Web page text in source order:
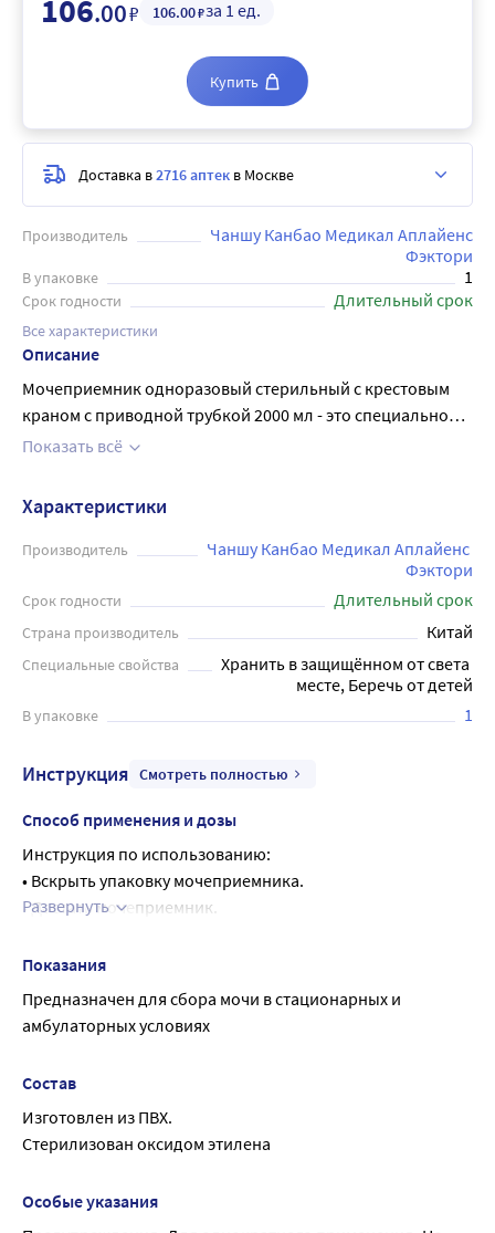
Производитель
Чаншу Канбао Медикал Аплайенс
Фэктори
В упаковке 1
Срок годности Длительный срок
Все характеристики
Описание
Мочеприемник одноразовый стерильный с крестовым
краном с приводной трубкой 2000 мл - это специальное
медицинское изделие, предназначенное для сбора мочи
крестообразный кран и приводную трубку для удобства
использования. Объем мочеприемника составляет 2000
мл. Мочеприемник одноразовый и стерильный, что
безопасность. Этот мочеприемник идеально подходит
для использования в больницах, клиниках,
поликлиниках и в домашних условиях при
необходимости мониторинга состояния мочевыводящей
системы.
Показать всё
106.00₽ 106.00₽за 1 ед.
Купить
Доставка в2716 аптек в Москве
Характеристики
Производитель
Чаншу Канбао Медикал Аплайенс
Фэктори
Срок годности Длительный срок
Страна производитель Китай
Специальные свойства
Хранить в защищённом от света
месте, Беречь от детей
В упаковке 1
Инструкция Смотреть полностью
Способ применения и дозы
Инструкция по использованию:
• Вскрыть упаковку мочеприемника.
• Достать мочеприемник.
для сбора.
• Закрыть кран для слива содержимого.
• Закрепить мочеприемник на кровати или стойке,
используя уплотнительные кольца
мочеприемника
• Присоединить коннектор к катетеру
Резервуар оснащен прочной длинной трубкой с
урологическому катетеру, сливным и
противовозвратным клапаном.
Развернуть
Показания
Предназначен для сбора мочи в стационарных и
амбулаторных условиях
Состав
Изготовлен из ПВХ.
Стерилизован оксидом этилена
Особые указания